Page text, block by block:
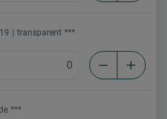
transparent ***
***